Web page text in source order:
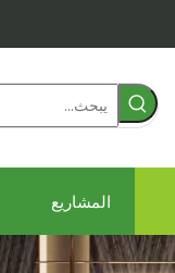
المشاريع